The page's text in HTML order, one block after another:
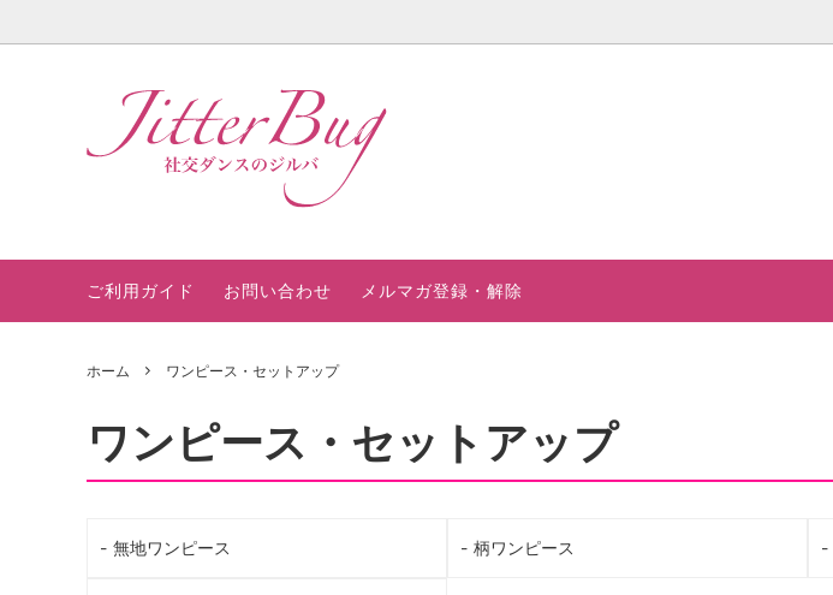
今月の SALE品 在庫ドレス
ビジュー飾りベルトラインパーティード
ピンク系 グレー系
ゴールド系
ご不用のドレス買い取りいたします
カラー見本
社交ダンスドレスの選び方 ｜年齢を問わ
ず美しく見せるポイント
ご利用ガイド お問い合わせ メルマガ登録・解除
ホーム ワンピース・セットアップ
ワンピース・セットアップ
無地ワンピース 柄ワンピース